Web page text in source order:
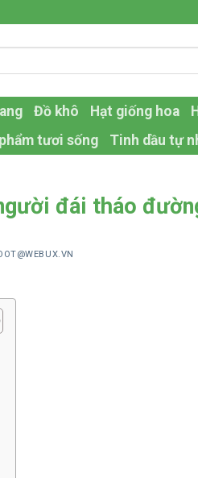
Đồ khô Hạt giống hoa
tươi sống Tinh dầu tự
đái tháo